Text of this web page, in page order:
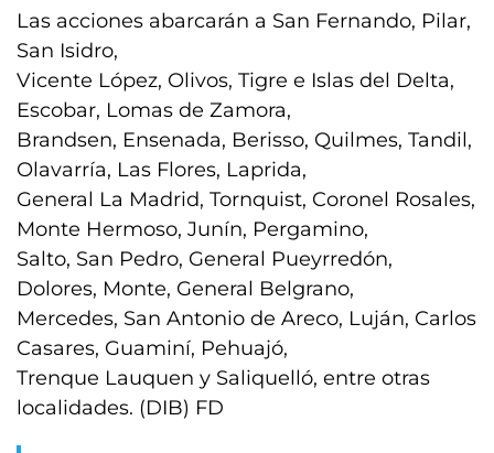
Las acciones abarcarán a San Fernando, Pilar,
San Isidro,
Vicente López, Olivos, Tigre e Islas del Delta,
Escobar, Lomas de Zamora,
Brandsen, Ensenada, Berisso, Quilmes, Tandil,
Olavarría, Las Flores, Laprida,
General La Madrid, Tornquist, Coronel Rosales,
Monte Hermoso, Junín, Pergamino,
Salto, San Pedro, General Pueyrredón,
Dolores, Monte, General Belgrano,
Mercedes, San Antonio de Areco, Luján, Carlos
Casares, Guaminí, Pehuajó,
Trenque Lauquen y Saliquelló, entre otras
localidades. (DIB) FD